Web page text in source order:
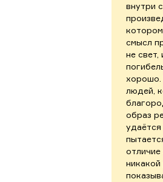
внутри
смысл
не
хорошо.
людей,
образ